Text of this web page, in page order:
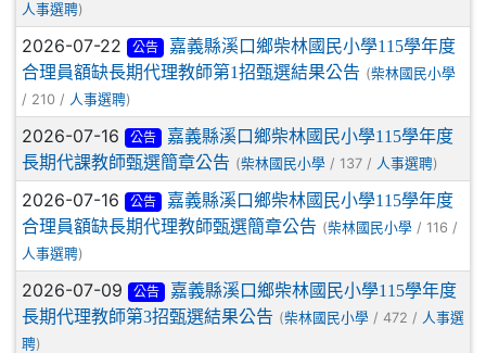
人事選聘)
2026-07-22 公告
嘉義縣溪口鄉柴林國民小學115學年度
合理員額缺長期代理教師第1招甄選結果公告 (柴林國民小學
/ 210 / 人事選聘)
2026-07-16 公告
嘉義縣溪口鄉柴林國民小學115學年度
長期代課教師甄選簡章公告 (柴林國民小學 / 137 / 人事選聘)
2026-07-16 公告
嘉義縣溪口鄉柴林國民小學115學年度
合理員額缺長期代理教師甄選簡章公告 (柴林國民小學 / 116 /
人事選聘)
2026-07-09 公告
嘉義縣溪口鄉柴林國民小學115學年度
長期代理教師第3招甄選結果公告 (柴林國民小學 / 472 / 人事選
聘)